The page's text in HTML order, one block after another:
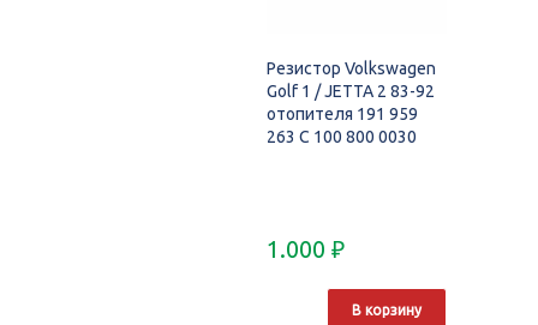
Резистор Volkswagen
Golf 1 / JETTA 2 83-92
отопителя 191 959
263 C 100 800 0030
1.000 ₽
В корзину